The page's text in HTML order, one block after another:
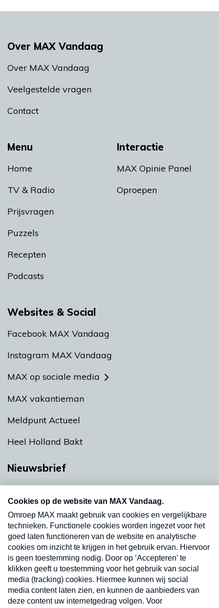
Menu
Home
TV & Radio
Prijsvragen
Puzzels
Recepten
Podcasts
Interactie
MAX Opinie Panel
Oproepen
Over MAX Vandaag
Over MAX Vandaag
Veelgestelde vragen
Contact
Websites & Social
Facebook MAX Vandaag
Instagram MAX Vandaag
MAX op sociale media
MAX vakantieman
Meldpunt Actueel
Heel Holland Bakt
Nieuwsbrief
nieuwsbrief. Elke vrijdag- en dinsdagochtend in
uw mailbox.
Verzend